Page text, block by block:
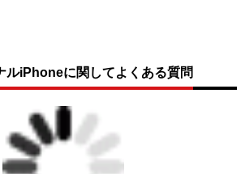
ルiPhoneに関してよくある質問